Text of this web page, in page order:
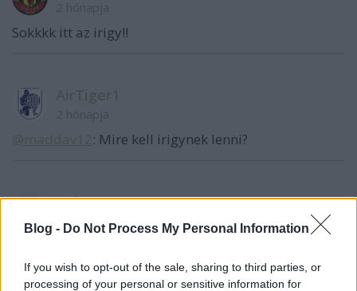
Blog - Do Not Process My Personal Information
If you wish to opt-out of the sale, sharing to third parties, or
processing of your personal or sensitive information for
Sokkkk itt az irigy!!
: Mire kell irigynek lenni?
Kokane
2 hónapja